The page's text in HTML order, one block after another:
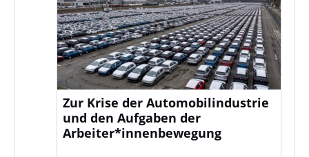
Zur Krise der Automobilindustrie
und den Aufgaben der
Arbeiter*innenbewegung